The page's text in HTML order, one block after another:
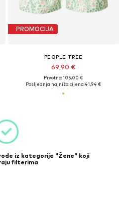
PROMOCIJA
PEOPLE TREE
69,90 €
Prvotno: 105,00 €
Posljednja najniža cijena:41,94 €
iz kategorije "Žene" koji
filterima